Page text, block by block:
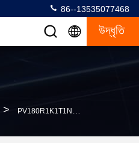
86--13535077468
উদ্ধৃতি
> PV180R1K1T1NMMC পরিবর্তনশীল স্থানচ্যুতি পিস্টন পাম্প PV032 PV80 PV092 PV140 PV180